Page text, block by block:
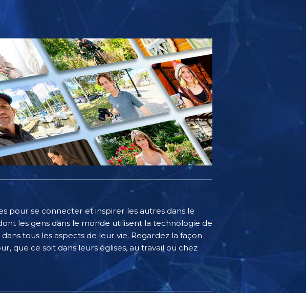
pour se connecter et inspirer les autres dans le
les gens dans le monde utilisent la technologie de
tous les aspects de leur vie. Regardez la façon
que ce soit dans leurs églises, au travail ou chez